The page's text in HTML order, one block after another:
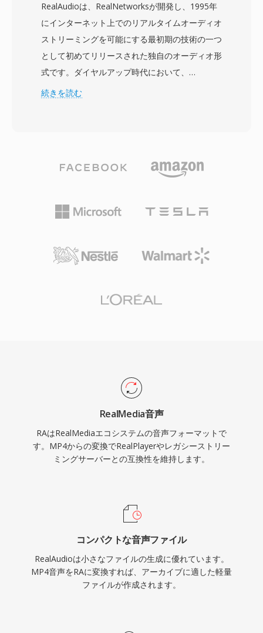
レッシブダウンロードおよびアダプティブストリ
ーミング用のストリーミングヒント、チャプター
マーカー、複数のオーディオ・字幕トラック、メ
タデータタグ、埋め込みサムネイル画像などの高
度な機能をサポートしています。標準化された構
造と幅広いコーデックサポートにより、MP4は
となっています。MP4内のH.264によるHTML5
ビデオはすべての主要Webブラウザでサポート
のユニバーサルベースラインとして確立されてい
と、搭載する最新コーデックの圧縮能力を組み合
わせることで、帯域幅に制約のあるネットワーク
ァイルサイズで高品質な動画配信を可能にしてい
RealAudioは、RealNetworksが開発し、1995年
にインターネット上でのリアルタイムオーディオ
ストリーミングを可能にする最初期の技術の一つ
として初めてリリースされた独自のオーディオ形
式です。ダイヤルアップ時代において、
RealAudioは真に革命的でした — ファイル全体
ック世代を経て進化しました — 初期のバージョ
ーデックを使用し、後のバージョン(AACベース
のRealAudio 10)はCD品質に近い音質を提供しま
ットレートのエンコーディング、アダプティブマ
ングアルゴリズムをサポートしています。ピーク
トは、後のHLSやDASHなどの標準に影響を与え
た永続的な技術的貢献です。最新のコーデックに
取って代わられましたが、初期のWebラジオか
らの膨大なRAコンテンツアーカイブが存在し、
現在のデバイスでの再生には変換が必要です。
続きを読む
RealMedia音声
RAはRealMediaエコシステムの音声フォーマットで
す。MP4からの変換でRealPlayerやレガシーストリー
ミングサーバーとの互換性を維持します。
コンパクトな音声ファイル
RealAudioは小さなファイルの生成に優れています。
MP4音声をRAに変換すれば、アーカイブに適した軽量
ファイルが作成されます。